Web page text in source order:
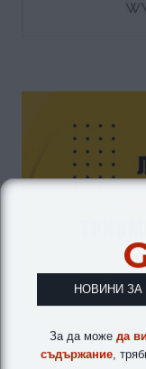
НОВИНИ
За да може да
съдържание ,